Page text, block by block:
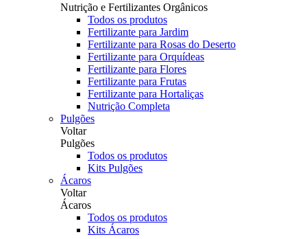
Nutrição e Fertilizantes Orgânicos
Todos os produtos
Fertilizante para Jardim
Fertilizante para Rosas do Deserto
Fertilizante para Orquídeas
Fertilizante para Flores
Fertilizante para Frutas
Fertilizante para Hortaliças
Nutrição Completa
Pulgões
Voltar
Pulgões
Todos os produtos
Kits Pulgões
Ácaros
Voltar
Ácaros
Todos os produtos
Kits Ácaros